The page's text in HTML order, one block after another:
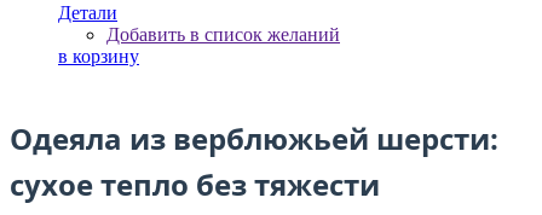
Детали
Добавить в список желаний
в корзину
Одеяла из верблюжьей шерсти:
сухое тепло без тяжести